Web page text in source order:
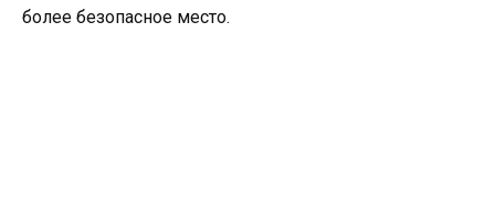
более безопасное место.